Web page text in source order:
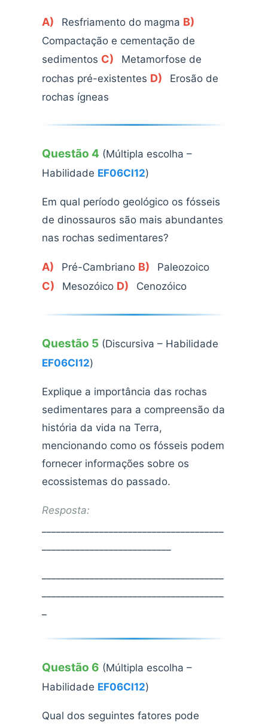
A) Resfriamento do magma B)
Compactação e cementação de
sedimentos C)
Metamorfose de
rochas pré-existentes D)
Erosão de
rochas ígneas
Questão 4 (Múltipla escolha –
Habilidade EF06CI12)
Em qual período geológico os fósseis
de dinossauros são mais abundantes
nas rochas sedimentares?
A) Pré-Cambriano B) Paleozoico
C) Mesozóico D) Cenozóico
Questão 5 (Discursiva – Habilidade
EF06CI12)
Explique a importância das rochas
sedimentares para a compreensão da
história da vida na Terra,
mencionando como os fósseis podem
fornecer informações sobre os
ecossistemas do passado.
Resposta:
Questão 6 (Múltipla escolha –
Habilidade EF06CI12)
Qual dos seguintes fatores pode